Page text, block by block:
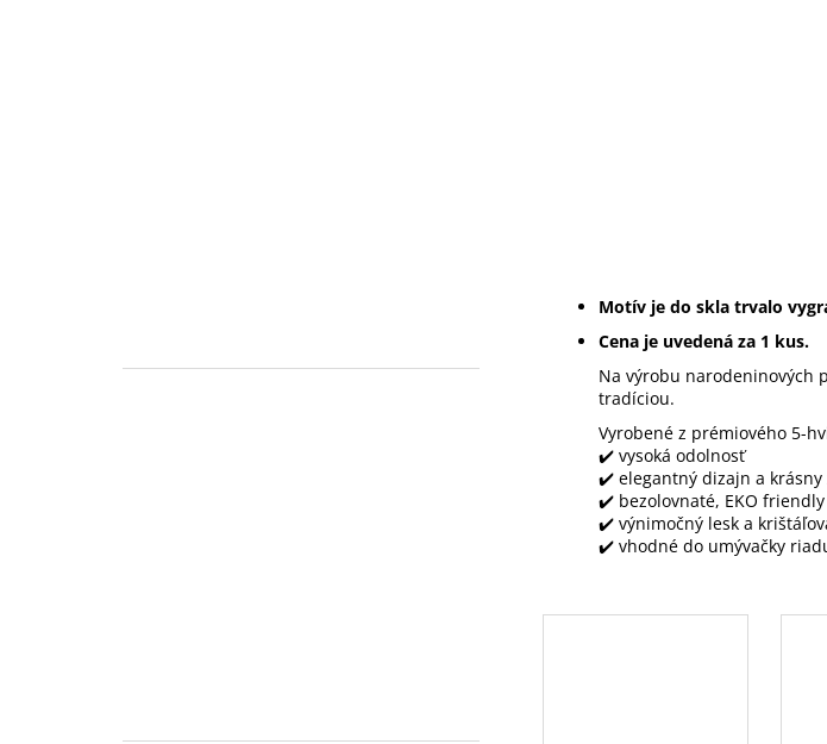
Motív je do skla trvalo
Cena je uvedená za 1 kus.
Na výrobu narodeninových
tradíciou.
Vyrobené z prémiového 5-
✔️ vysoká odolnosť
✔️ elegantný dizajn a
✔️ bezolovnaté, EKO friendly
✔️ výnimočný lesk a
✔️ vhodné do umývačky